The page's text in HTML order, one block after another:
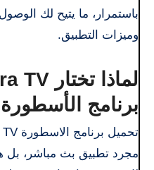
باستمرار، ما يتيح لك
وميزات التطبيق.
برنامج الأسطورة
مجرد تطبيق بث مباشر، بل